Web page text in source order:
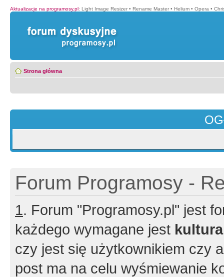
Aktualizacje na programosy.pl: Light Image Resizer • Rename Master • Helium • Opera •
Strona główna
Forum Programosy -
1. Forum "Programosy.pl" jest
każdego wymagane jest
czy jest się użytkownikiem czy
post ma na celu wyśmiewanie